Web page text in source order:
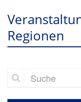
Regionen
Suche